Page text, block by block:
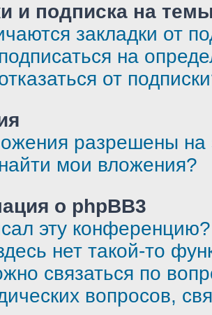
и подписка на
закладки от
на
от
разрешены
мои вложения?
о phpBB3
эту конференцию?
нет такой-то
связаться по
вопросов,